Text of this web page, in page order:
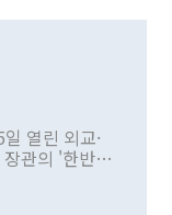
열린 외교·
관의 '한반도
하겠다고 공